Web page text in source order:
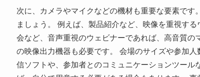
次に、カメラやマイクなどの機材も重要な要素で
ましょう。 例えば、製品紹介など、映像を重視す
会など、音声重視のウェビナーであれば、高音質
の映像出力機器も必要です。 会場のサイズや参加
信ソフトや、参加者とのコミュニケーションツー